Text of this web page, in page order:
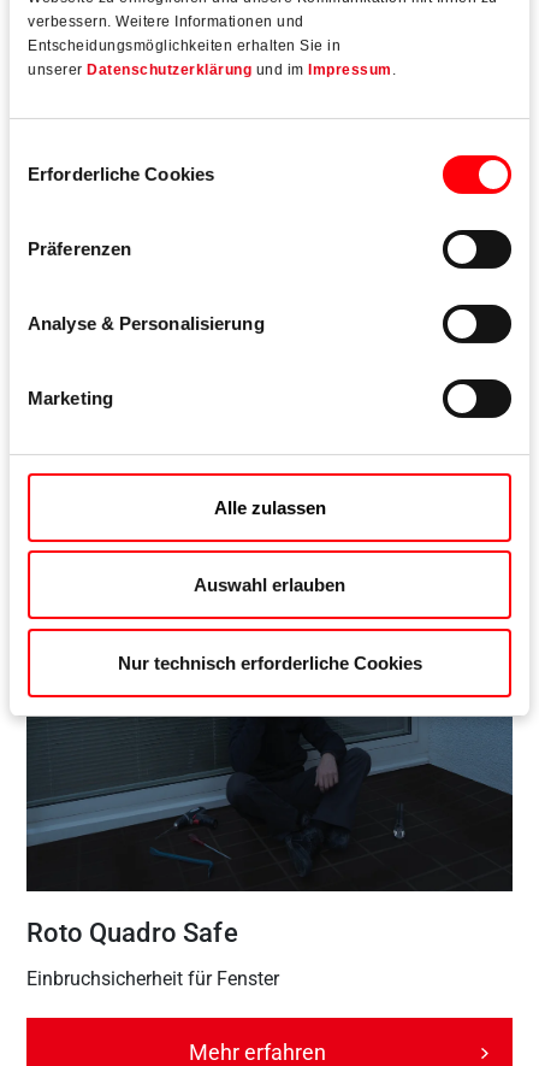
verbessern. Weitere Informationen und
Entscheidungsmöglichkeiten erhalten Sie in
unserer Datenschutzerklärung und im Impressum
Erforderliche Cookies
Präferenzen
Analyse & Personalisierung
Marketing
Alle zulassen
Auswahl erlauben
Nur technisch erforderliche Cookies
Roto Patio Alversa
Schiebeelemente
Mehr erfahren
Roto Quadro Safe
Einbruchsicherheit für Fenster
Mehr erfahren